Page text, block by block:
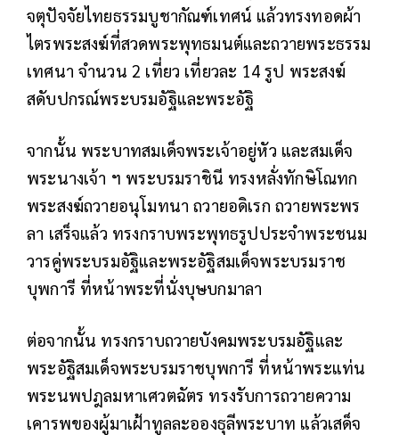
จตุปัจจัยไทยธรรมบูชากัณฑ์เทศน์ แล้วทรงทอดผ้า
ไตรพระสงฆ์ที่สวดพระพุทธมนต์และถวายพระธรรม
เทศนา จำนวน 2 เที่ยว เที่ยวละ 14 รูป พระสงฆ์
สดับปกรณ์พระบรมอัฐิและพระอัฐิ
จากนั้น พระบาทสมเด็จพระเจ้าอยู่หัว และสมเด็จ
พระนางเจ้า ฯ พระบรมราชินี ทรงหลั่งทักษิโณทก
พระสงฆ์ถวายอนุโมทนา ถวายอดิเรก ถวายพระพร
ลา เสร็จแล้ว ทรงกราบพระพุทธรูปประจำพระชนม
วารคู่พระบรมอัฐิและพระอัฐิสมเด็จพระบรมราช
บุพการี ที่หน้าพระที่นั่งบุษบกมาลา
ต่อจากนั้น ทรงกราบถวายบังคมพระบรมอัฐิและ
พระอัฐิสมเด็จพระบรมราชบุพการี ที่หน้าพระแท่น
พระนพปฎลมหาเศวตฉัตร ทรงรับการถวายความ
เคารพของผู้มาเฝ้าทูลละอองธุลีพระบาท แล้วเสด็จ